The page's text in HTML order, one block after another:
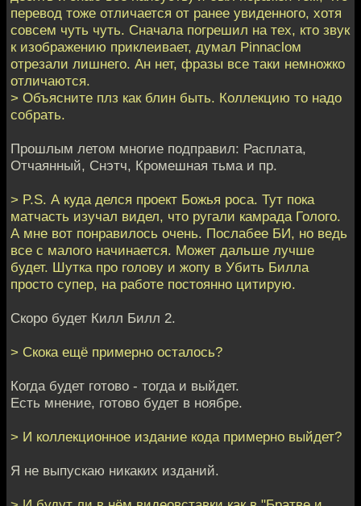
перевод тоже отличается от ранее увиденного, хотя
совсем чуть чуть. Сначала погрешил на тех, кто звук
к изображению приклеивает, думал Pinnacloм
отрезали лишнего. Ан нет, фразы все таки немножко
отличаются.
> Объясните плз как блин быть. Коллекцию то надо
собрать.
Прошлым летом многие подправил: Расплата,
Отчаянный, Снэтч, Кромешная тьма и пр.
> P.S. А куда делся проект Божья роса. Тут пока
матчасть изучал видел, что ругали камрада Голого.
А мне вот понравилось очень. Послабее БИ, но ведь
все с малого начинается. Может дальше лучше
будет. Шутка про голову и жопу в Убить Билла
просто супер, на работе постоянно цитирую.
Скоро будет Килл Билл 2.
> Скока ещё примерно осталось?
Когда будет готово - тогда и выйдет.
Есть мнение, готово будет в ноябре.
> И коллекционное издание кода примерно выйдет?
Я не выпускаю никаких изданий.